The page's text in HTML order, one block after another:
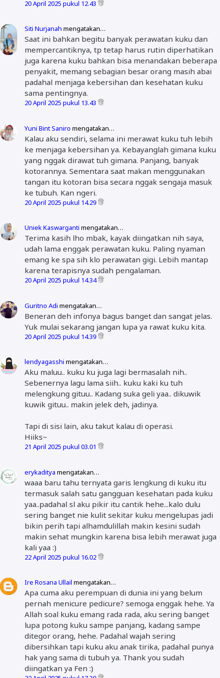
20 April 2025 pukul 12.43
Siti Nurjanah mengatakan…
Saat ini bahkan begitu banyak perawatan kuku dan
mempercantiknya, tp tetap harus rutin diperhatikan
juga karena kuku bahkan bisa menandakan beberapa
penyakit, memang sebagian besar orang masih abai
padahal menjaga kebersihan dan kesehatan kuku
sama pentingnya.
20 April 2025 pukul 13.43
Yuni Bint Saniro mengatakan…
Kalau aku sendiri, selama ini merawat kuku tuh lebih
ke menjaga kebersihan ya. Kebayanglah gimana kuku
yang nggak dirawat tuh gimana. Panjang, banyak
kotorannya. Sementara saat makan menggunakan
tangan itu kotoran bisa secara nggak sengaja masuk
ke tubuh. Kan ngeri.
20 April 2025 pukul 14.29
Uniek Kaswarganti mengatakan…
Terima kasih lho mbak, kayak diingatkan nih saya,
udah lama enggak perawatan kuku. Paling nyaman
emang ke spa sih klo perawatan gigi. Lebih mantap
karena terapisnya sudah pengalaman.
20 April 2025 pukul 14.34
Guritno Adi mengatakan…
Beneran deh infonya bagus banget dan sangat jelas.
Yuk mulai sekarang jangan lupa ya rawat kuku kita.
20 April 2025 pukul 14.39
lendyagasshi mengatakan…
Aku maluu.. kuku ku juga lagi bermasalah nih..
Sebenernya lagu lama siih.. kuku kaki ku tuh
melengkung gituu.. Kadang suka geli yaa.. dikuwik
kuwik gituu.. makin jelek deh, jadinya.
Tapi di sisi lain, aku takut kalau di operasi.
Hiiks~
21 April 2025 pukul 03.01
erykaditya mengatakan…
waaa baru tahu ternyata garis lengkung di kuku itu
termasuk salah satu gangguan kesehatan pada kuku
yaa..padahal sl aku pikir itu cantik hehe...kalo dulu
sering banget nie kulit sekitar kuku mengelupas jadi
bikin perih tapi alhamdulillah makin kesini sudah
makin sehat mungkin karena bisa lebih merawat juga
kali yaa :)
22 April 2025 pukul 16.02
Ire Rosana Ullail mengatakan…
Apa cuma aku perempuan di dunia ini yang belum
pernah menicure pedicure? semoga enggak hehe. Ya
Allah soal kuku emang rada rada, aku sering banget
lupa potong kuku sampe panjang, kadang sampe
ditegor orang, hehe. Padahal wajah sering
dibersihkan tapi kuku aku anak tirika, padahal punya
hak yang sama di tubuh ya. Thank you sudah
diingatkan ya Fen :)